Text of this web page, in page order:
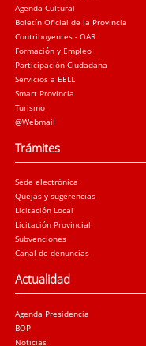
Agenda Cultural
Boletín Oficial de la Provincia
Contribuyentes - OAR
Formación y Empleo
Participación Ciudadana
Servicios a EELL
Smart Provincia
Turismo
@Webmail
Trámites
Sede electrónica
Quejas y sugerencias
Licitación Local
Licitación Provincial
Subvenciones
Canal de denuncias
Actualidad
Agenda Presidencia
BOP
Noticias